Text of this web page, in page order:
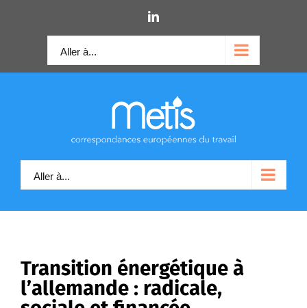
LinkedIn
Aller à...
Aller à...
Transition énergétique à
l’allemande : radicale,